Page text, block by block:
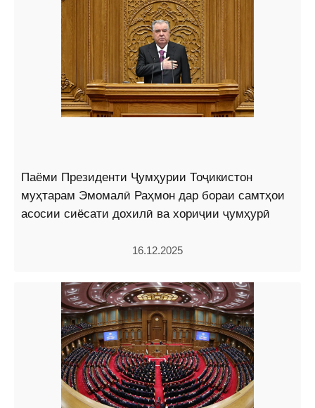
Паёми Президенти Ҷумҳурии Тоҷикистон
муҳтарам Эмомалӣ Раҳмон дар бораи самтҳои
асосии сиёсати дохилӣ ва хориҷии ҷумҳурӣ
16.12.2025